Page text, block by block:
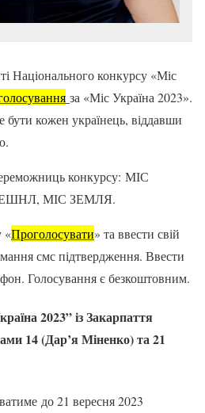
Національного конкурсу «Міс
за «Міс Україна 2023».
кожен українець, віддавши
конкурсу: МІС
МІС ЗЕМЛЯ.
«Проголосувати» та ввести свій
смс підтвердження. Ввести
Голосування є безкоштовним.
2023” із Закарпаття
14 (Дар’я Міненко) та 21
до 21 вересня 2023